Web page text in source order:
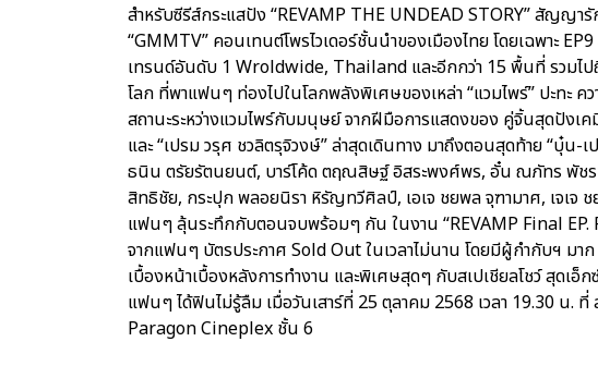
สำหรับซีรีส์กระแสปัง “REVAMP THE UNDEAD STORY” สัญญา
“GMMTV” คอนเทนต์โพรไวเดอร์ชั้นนำของเมืองไทย โดยเฉพาะ
เทรนด์อันดับ 1 Wroldwide, Thailand และอีกกว่า 15 พื้นที่ รวม
โลก ที่พาแฟนๆ ท่องไปในโลกพลังพิเศษของเหล่า “แวมไพร์” ปะทะ ค
สถานะระหว่างแวมไพร์กับมนุษย์ จากฝีมือการแสดงของ คู่จิ้นสุดปัง
และ “เปรม วรุศ ชวลิตรุจิวงษ์” ล่าสุดเดินทาง มาถึงตอนสุดท้าย “บุ๋
ธนิน ตรัยรัตนยนต์, บาร์โค้ด ตฤณสิษฐ์ อิสระพงศ์พร, อั๋น ณภัทร พัช
สิทธิชัย, กระปุก พลอยนิรา หิรัญทวีศิลป์, เอเจ ชยพล จุฑามาศ, เจเจ
แฟนๆ ลุ้นระทึกกับตอนจบพร้อมๆ กัน ในงาน “REVAMP Final EP.
จากแฟนๆ บัตรประกาศ Sold Out ในเวลาไม่นาน โดยมีผู้กำกับฯ ม
เบื้องหน้าเบื้องหลังการทำงาน และพิเศษสุดๆ กับสเปเชียลโชว์ สุดเ
แฟนๆ ได้ฟินไม่รู้ลืม เมื่อวันเสาร์ที่ 25 ตุลาคม 2568 เวลา 19.30 น.
Paragon Cineplex ชั้น 6